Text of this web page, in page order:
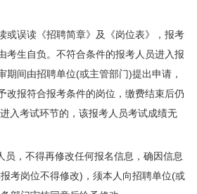
误读《招聘简章》及《岗位表》，报考
考生自负。不符合条件的报考人员进入报
期间由招聘单位(或主管部门)提出申请，
改报符合报考条件的岗位，缴费结束后仍
入考试环节的，该报考人员考试成绩无
，不得再修改任何报名信息，确因信息
考岗位不得修改)，须本人向招聘单位(或